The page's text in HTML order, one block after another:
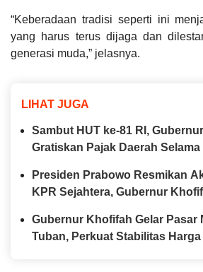
“Keberadaan tradisi seperti ini
yang harus terus dijaga dan
generasi muda,” jelasnya.
LIHAT JUGA
Sambut HUT ke-81 RI,
Gratiskan Pajak Daerah
Presiden Prabowo Resmikan
KPR Sejahtera, Gubernur
Jawa Timur
Gubernur Khofifah Gelar Pasar
Tuban, Perkuat Stabilitas